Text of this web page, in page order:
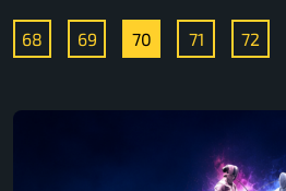
68 69 70 71 72